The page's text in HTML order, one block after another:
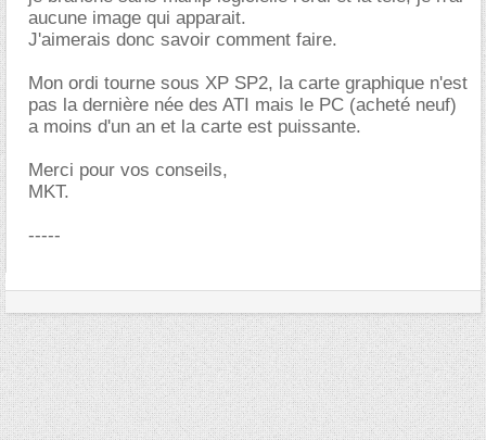
aucune image qui apparait.
J'aimerais donc savoir comment faire.
Mon ordi tourne sous XP SP2, la carte graphique n'est
pas la dernière née des ATI mais le PC (acheté neuf)
a moins d'un an et la carte est puissante.
Merci pour vos conseils,
MKT.
-----